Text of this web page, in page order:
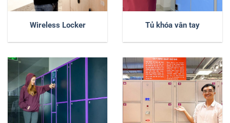
Wireless Locker Tủ khóa vân tay